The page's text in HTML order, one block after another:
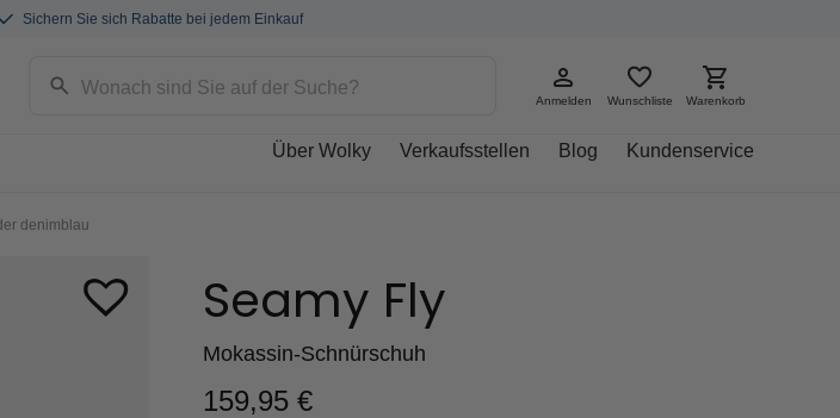
Sichern Sie sich Rabatte bei jedem Einkauf
Anmelden Wunschliste Warenkorb
Über Wolky Verkaufsstellen Blog Kundenservice
denimblau
Seamy Fly
Mokassin-Schnürschuh
159,95 €